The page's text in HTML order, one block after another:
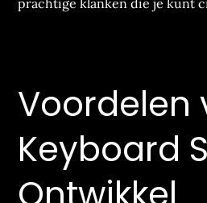
prachtige klanken die je kunt
Voordelen
Keyboard